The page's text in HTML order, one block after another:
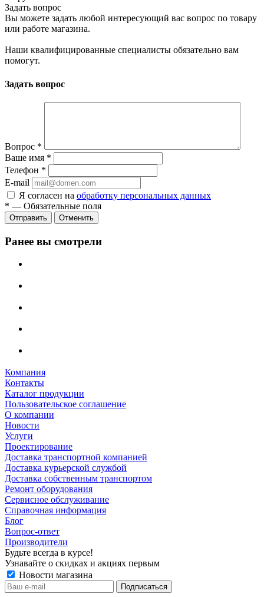
Задать вопрос
Вы можете задать любой интересующий вас вопрос по товару
или работе магазина.
Наши квалифицированные специалисты обязательно вам
помогут.
Задать вопрос
Вопрос *
Ваше имя *
Телефон *
E-mail
Я согласен на обработку персональных данных
* — Обязательные поля
Отменить
Ранее вы смотрели
Компания
Контакты
Каталог продукции
Пользовательское соглашение
О компании
Новости
Услуги
Проектирование
Доставка транспортной компанией
Доставка курьерской службой
Доставка собственным транспортом
Ремонт оборудования
Сервисное обслуживание
Справочная информация
Блог
Вопрос-ответ
Производители
Будьте всегда в курсе!
Узнавайте о скидках и акциях первым
Новости магазина